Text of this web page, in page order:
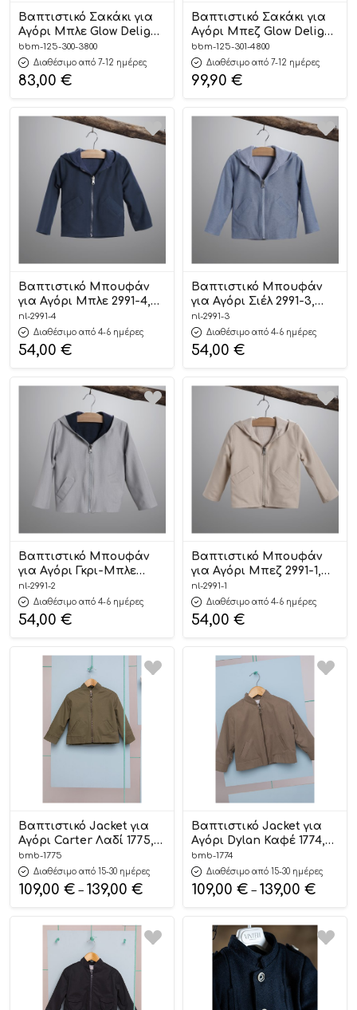
Βαπτιστικό Σακάκι για
Αγόρι Μπλε Glow Delight
| 125.300.3800
bbm-125-300-3800
Διαθέσιμο από 7-12 ημέρες
83,00 €
Βαπτιστικό Σακάκι για
Αγόρι Μπεζ Glow Delight
| 125.301.4800
bbm-125-301-4800
Διαθέσιμο από 7-12 ημέρες
99,90 €
Βαπτιστικό Μπουφάν
για Αγόρι Μπλε 2991-4,
New Life
nl-2991-4
Διαθέσιμο από 4-6 ημέρες
54,00 €
Βαπτιστικό Μπουφάν
για Αγόρι Σιέλ 2991-3,
New Life
nl-2991-3
Διαθέσιμο από 4-6 ημέρες
54,00 €
Βαπτιστικό Μπουφάν
για Αγόρι Γκρι-Μπλε
2991-2, New Life
nl-2991-2
Διαθέσιμο από 4-6 ημέρες
54,00 €
Βαπτιστικό Μπουφάν
για Αγόρι Μπεζ 2991-1,
New Life
nl-2991-1
Διαθέσιμο από 4-6 ημέρες
54,00 €
Βαπτιστικό Jacket για
Αγόρι Carter Λαδί 1775,
Bambolino
bmb-1775
Διαθέσιμο από 15-30 ημέρες
109,00 € – 139,00 €
Βαπτιστικό Jacket για
Αγόρι Dylan Καφέ 1774,
Bambolino
bmb-1774
Διαθέσιμο από 15-30 ημέρες
109,00 € – 139,00 €